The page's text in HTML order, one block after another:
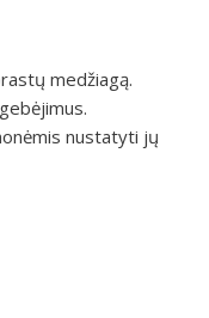
medžiagą.
nustatyti jų